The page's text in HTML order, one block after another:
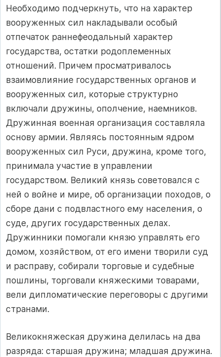
Необходимо подчеркнуть, что на характер
вооруженных сил накладывали особый
отпечаток раннефеодальный характер
государства, остатки родоплеменных
отношений. Причем просматривалось
взаимовлияние государственных органов и
вооруженных сил, которые структурно
включали дружины, ополчение, наемников.
Дружинная военная организация составляла
основу армии. Являясь постоянным ядром
вооруженных сил Руси, дружина, кроме того,
принимала участие в управлении
государством. Великий князь советовался с
ней о войне и мире, об организации походов, о
сборе дани с подвластного ему населения, о
суде, других государственных делах.
Дружинники помогали князю управлять его
домом, хозяйством, от его имени творили суд
и расправу, собирали торговые и судебные
пошлины, торговали княжескими товарами,
вели дипломатические переговоры с другими
странами.
Великокняжеская дружина делилась на два
разряда: старшая дружина; младшая дружина.